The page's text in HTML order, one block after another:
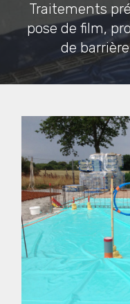
Traitements
pose de film,
de